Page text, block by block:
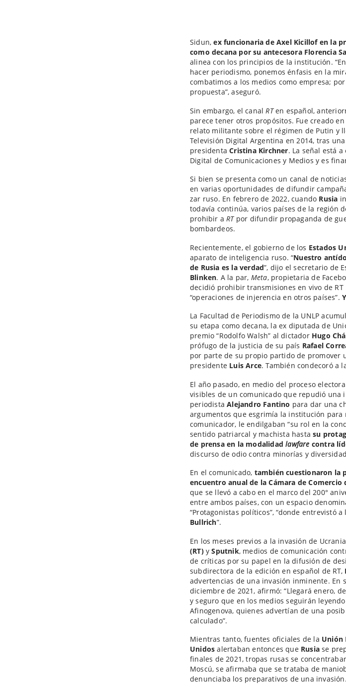
Sidun,ex funcionaria de Axel Kicillof en la
como decana por su antecesora Florencia
alinea con los principios de la institución.
hacer periodismo, ponemos énfasis en la
combatimos a los medios como empresa;
propuesta”, aseguró.
Sin embargo, el canal RTen español,
parece tener otros propósitos. Fue creado
relato militante sobre el régimen de Putin y
Televisión Digital Argentina en 2014, tras
presidentaCristina Kirchner. La señal está
Digital de Comunicaciones y Medios y es
Si bien se presenta como un canal de
en varias oportunidades de difundir
zar ruso. En febrero de 2022, cuando Rusia
todavía continúa, varios países de la región
prohibir aRT por difundir propaganda de
bombardeos.
Recientemente, el gobierno de los Estados
aparato de inteligencia ruso. “Nuestro
de Rusia es la verdad”, dijo el secretario de
Blinken. A la par, Meta, propietaria de
decidió prohibir transmisiones en vivo de
“operaciones de injerencia en otros países”.
La Facultad de Periodismo de la UNLP
su etapa como decana, la ex diputada de
premio “Rodolfo Walsh” al dictador Hugo
prófugo de la justicia de su país Rafael
por parte de su propio partido de promover
presidente Luis Arce. También condecoró a
El año pasado, en medio del proceso
visibles de un comunicado que repudió una
periodistaAlejandro Fantino para dar una
argumentos que esgrimía la institución
comunicador, le endilgaban “su rol en la
sentido patriarcal y machista hasta su
de prensa en la modalidadlawfare contra
discurso de odio contra minorías y
En el comunicado, también cuestionaron la
encuentro anual de la Cámara de
que se llevó a cabo en el marco del 200°
entre ambos países, con un espacio
“Protagonistas políticos”, “donde entrevistó
Bullrich”.
En los meses previos a la invasión de
(RT)ySputnik, medios de comunicación
de críticas por su papel en la difusión de
subdirectora de la edición en español de RT,
advertencias de una invasión inminente. En
diciembre de 2021, afirmó: “Llegará enero,
y seguro que en los medios seguirán
Afinogenova, quienes advertían de una
calculado”.
Mientras tanto, fuentes oficiales de la Unión
Unidos alertaban entonces que Rusiase
finales de 2021, tropas rusas se
Moscú, se afirmaba que se trataba de
denunciaba los preparativos de una invasión.